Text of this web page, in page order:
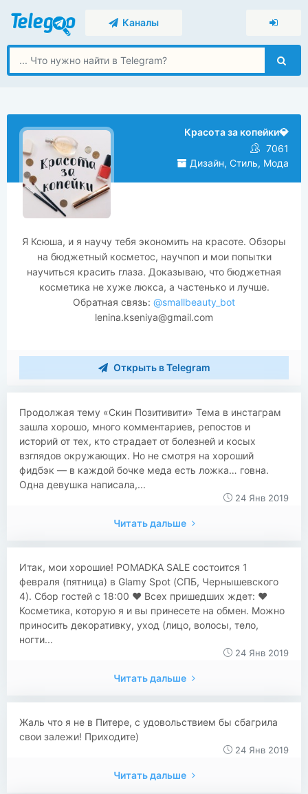
Каналы
Красота за копейки💎
7061
Дизайн, Стиль, Мода
Я Ксюша, и я научу тебя экономить на красоте. Обзоры
на бюджетный косметос, научпоп и мои попытки
научиться красить глаза. Доказываю, что бюджетная
косметика не хуже люкса, а частенько и лучше.
Обратная связь: @smallbeauty_bot
lenina.kseniya@gmail.com
Открыть в Telegram
Продолжая тему «Скин Позитивити» Тема в инстаграм
зашла хорошо, много комментариев, репостов и
историй от тех, кто страдает от болезней и косых
взглядов окружающих. Но не смотря на хороший
фидбэк — в каждой бочке меда есть ложка… говна.
Одна девушка написала,...
24 Янв 2019
Читать дальше
Итак, мои хорошие! POMADKA SALE состоится 1
февраля (пятница) в Glamy Spot (СПБ, Чернышевского
4). Сбор гостей с 18:00 ❤️ Всех пришедших ждет: ❤️
Косметика, которую я и вы принесете на обмен. Можно
приносить декоративку, уход (лицо, волосы, тело,
ногти...
24 Янв 2019
Читать дальше
Жаль что я не в Питере, с удовольствием бы сбагрила
свои залежи! Приходите)
24 Янв 2019
Читать дальше